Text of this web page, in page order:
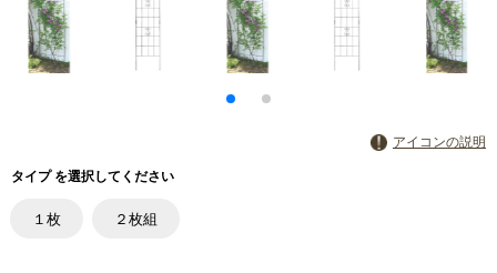
アイコンの説明
タイプ を選択してください
１枚 ２枚組